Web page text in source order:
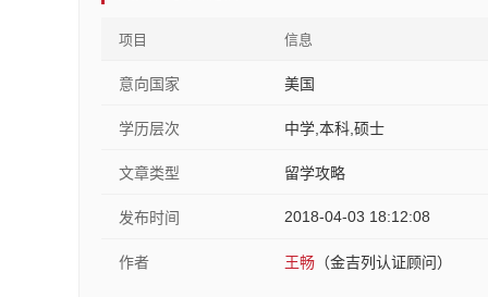
项目 信息
意向国家 美国
学历层次 中学,本科,硕士
文章类型 留学攻略
发布时间 2018-04-03 18:12:08
作者 王畅 （金吉列认证顾问）